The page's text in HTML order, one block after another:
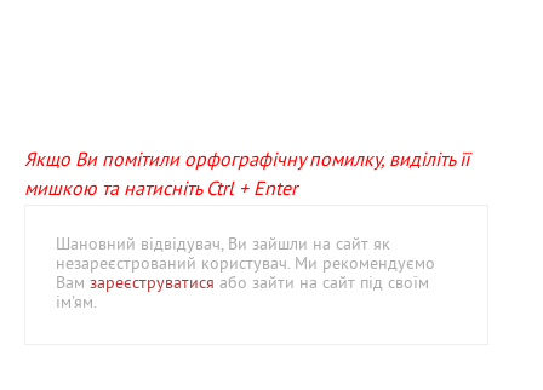
Якщо Ви помітили орфографічну помилку, виділіть її
мишкою та натисніть Ctrl + Enter
Шановний відвідувач, Ви зайшли на сайт як
незареєстрований користувач. Ми рекомендуємо
Вам зареєструватися або зайти на сайт під своїм
ім'ям.